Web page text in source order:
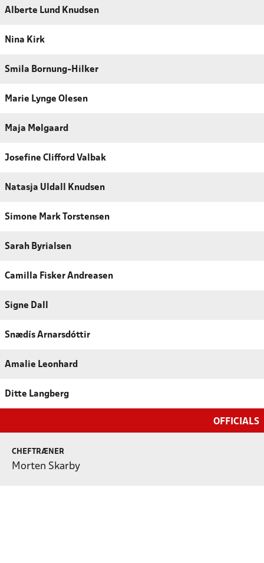
Alberte Lund Knudsen
Nina Kirk
Smila Bornung-Hilker
Marie Lynge Olesen
Maja Mølgaard
Josefine Clifford Valbak
Natasja Uldall Knudsen
Simone Mark Torstensen
Sarah Byrialsen
Camilla Fisker Andreasen
Signe Dall
Snædís Arnarsdóttir
Amalie Leonhard
Ditte Langberg
OFFICIALS
CHEFTRÆNER
Morten Skarby